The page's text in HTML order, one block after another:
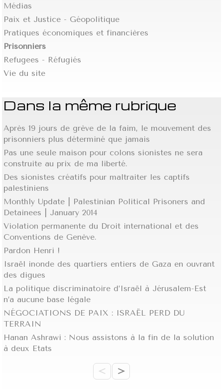
Médias
Paix et Justice - Géopolitique
Pratiques économiques et financières
Prisonniers
Refugees - Réfugiés
Vie du site
Dans la même rubrique
Après 19 jours de grève de la faim, le mouvement des
prisonniers plus déterminé que jamais
Pas une seule maison pour colons sionistes ne sera
construite au prix de ma liberté.
Des sionistes créatifs pour maltraiter les captifs
palestiniens
Monthly Update | Palestinian Political Prisoners and
Detainees | January 2014
Violation permanente du Droit international et des
Conventions de Genève.
Pardon Henri !
Israël inonde des quartiers entiers de Gaza en ouvrant
des digues
La politique discriminatoire d’Israël à Jérusalem-Est
n’a aucune base légale
NÉGOCIATIONS DE PAIX : ISRAËL PERD DU
TERRAIN
Hanan Ashrawi : Nous assistons à la fin de la solution
à deux Etats
< >